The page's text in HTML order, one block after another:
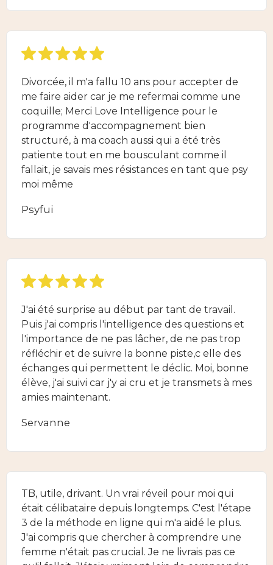
Divorcée, il m'a fallu 10 ans pour accepter de
me faire aider car je me refermai comme une
coquille; Merci Love Intelligence pour le
programme d'accompagnement bien
structuré, à ma coach aussi qui a été très
patiente tout en me bousculant comme il
fallait, je savais mes résistances en tant que psy
moi même
Psyfui
J'ai été surprise au début par tant de travail.
Puis j'ai compris l'intelligence des questions et
l'importance de ne pas lâcher, de ne pas trop
réfléchir et de suivre la bonne piste,c elle des
échanges qui permettent le déclic. Moi, bonne
élève, j'ai suivi car j'y ai cru et je transmets à mes
amies maintenant.
Servanne
TB, utile, drivant. Un vrai réveil pour moi qui
était célibataire depuis longtemps. C'est l'étape
3 de la méthode en ligne qui m'a aidé le plus.
J'ai compris que chercher à comprendre une
femme n'était pas crucial. Je ne livrais pas ce